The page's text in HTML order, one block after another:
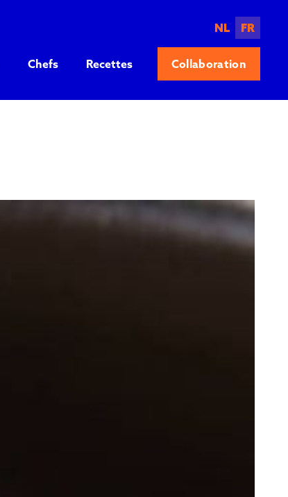
NL FR
Chefs Recettes Collaboration